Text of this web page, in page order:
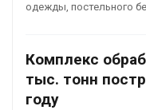
одежды, постельного
Комплекс
тыс. тонн
году